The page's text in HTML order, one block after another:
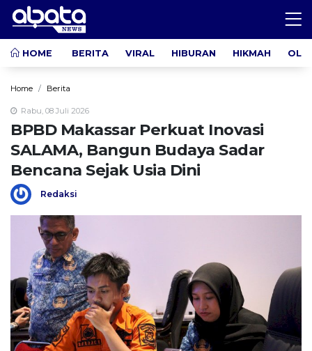
HOME BERITA VIRAL HIBURAN HIKMAH
Home Berita
Rabu, 08 Juli 2026
BPBD Makassar Perkuat Inovasi
SALAMA, Bangun Budaya Sadar
Bencana Sejak Usia Dini
Redaksi